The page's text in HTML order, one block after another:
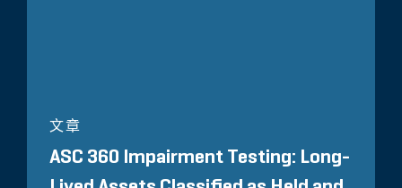
文章
ASC 360 Impairment Testing: Long-